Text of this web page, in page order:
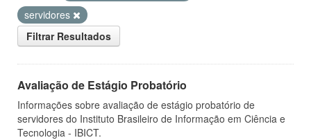
servidores
Filtrar Resultados
Avaliação de Estágio Probatório
Informações sobre avaliação de estágio probatório de
servidores do Instituto Brasileiro de Informação em Ciência e
Tecnologia - IBICT.